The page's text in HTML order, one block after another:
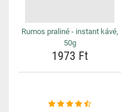
Rumos praliné - instant kávé,
50g
1973 Ft